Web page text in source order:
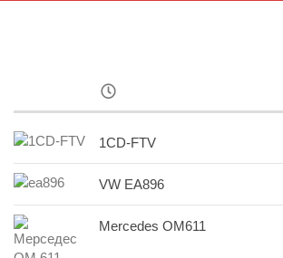
1CD-FTV
VW EA896
Mercedes OM611